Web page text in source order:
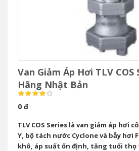
Van Giảm Áp Hơi TLV COS
Hãng Nhật Bản
0 đ
TLV COS Series là van giảm áp hơi
Y, bộ tách nước Cyclone và bẫy hơi
khô, áp suất ổn định, tăng tuổi thọ